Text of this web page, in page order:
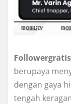
berupaya
dengan gaya
tengah